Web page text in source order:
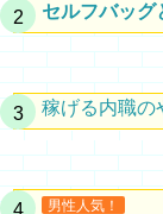
セルフバッグ
稼げる内職の
男性人気！